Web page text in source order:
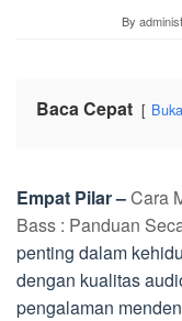
By
Baca Cepat Buka
Empat Pilar –Cara
Bass : Panduan
penting dalam
dengan kualitas
pengalaman